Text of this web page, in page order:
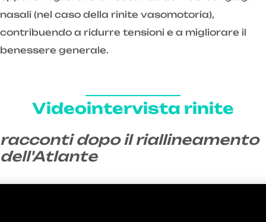
nasali (nel caso della rinite vasomotoria),
contribuendo a ridurre tensioni e a migliorare il
benessere generale.
Videointervista rinite
racconti dopo il riallineamento
dell'Atlante